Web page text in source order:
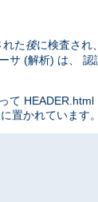
れた後に検査され
サ (解析) は、 認
置かれています。